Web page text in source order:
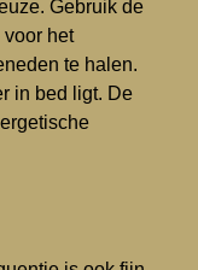
Gebruik de
het
te halen.
in bed ligt. De